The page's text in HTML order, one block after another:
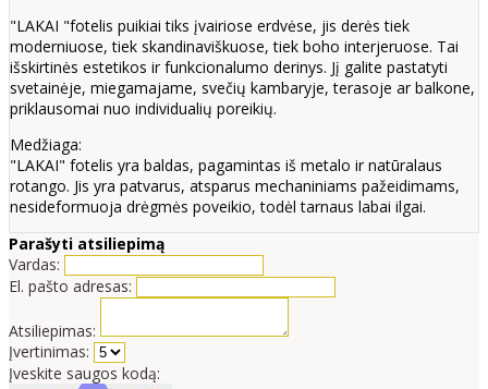
"LAKAI "fotelis puikiai tiks įvairiose erdvėse, jis derės tiek
moderniuose, tiek skandinaviškuose, tiek boho interjeruose. Tai
išskirtinės estetikos ir funkcionalumo derinys. Jį galite pastatyti
svetainėje, miegamajame, svečių kambaryje, terasoje ar balkone,
priklausomai nuo individualių poreikių.
Medžiaga:
"LAKAI" fotelis yra baldas, pagamintas iš metalo ir natūralaus
rotango. Jis yra patvarus, atsparus mechaniniams pažeidimams,
nesideformuoja drėgmės poveikio, todėl tarnaus labai ilgai.
Parašyti atsiliepimą
Vardas:
El. pašto adresas:
Atsiliepimas:
Įvertinimas:
Įveskite saugos kodą: